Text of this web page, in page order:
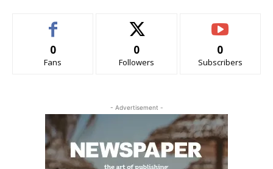
0
Fans
0
Followers
0
Subscribers
- Advertisement -